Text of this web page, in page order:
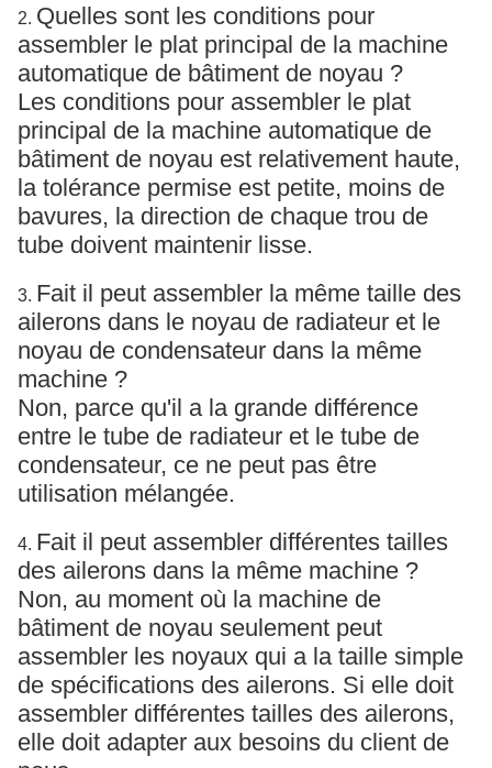
2. Quelles sont les conditions pour
assembler le plat principal de la machine
automatique de bâtiment de noyau ?
Les conditions pour assembler le plat
principal de la machine automatique de
bâtiment de noyau est relativement haute,
la tolérance permise est petite, moins de
bavures, la direction de chaque trou de
tube doivent maintenir lisse.
3. Fait il peut assembler la même taille des
ailerons dans le noyau de radiateur et le
noyau de condensateur dans la même
machine ?
Non, parce qu'il a la grande différence
entre le tube de radiateur et le tube de
condensateur, ce ne peut pas être
utilisation mélangée.
4. Fait il peut assembler différentes tailles
des ailerons dans la même machine ?
Non, au moment où la machine de
bâtiment de noyau seulement peut
assembler les noyaux qui a la taille simple
de spécifications des ailerons. Si elle doit
assembler différentes tailles des ailerons,
elle doit adapter aux besoins du client de